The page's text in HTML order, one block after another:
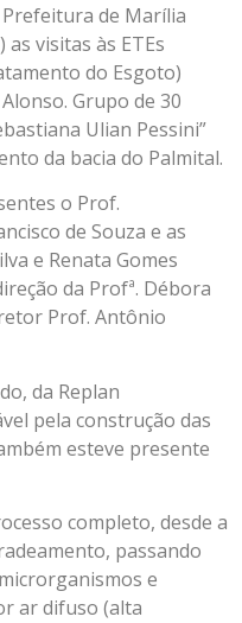
de Marília
visitas às ETEs
do Esgoto)
Grupo de 30
Ulian Pessini”
da bacia do Palmital.
o Prof.
de Souza e as
e Renata Gomes
da Profª. Débora
Prof. Antônio
da Replan
pela construção das
esteve presente
completo, desde a
passando
e
ar difuso (alta